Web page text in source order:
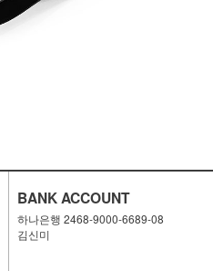
BANK ACCOUNT
하나은행 2468-9000-6689-08
김신미